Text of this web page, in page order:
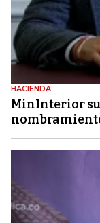
HACIENDA
MinInterior